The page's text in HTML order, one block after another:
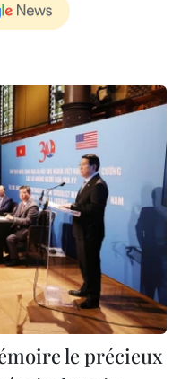
le précieux